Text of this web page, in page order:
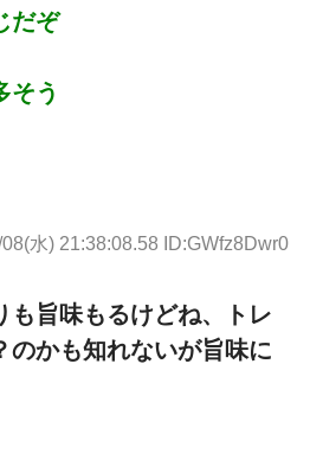
だぞ
そう
水) 21:38:08.58 ID:GWfz8Dwr0
も旨味もるけどね、トレ
のかも知れないが旨味に